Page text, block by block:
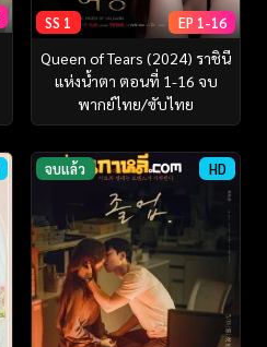
SS 1 EP 1-16
Queen of Tears (2024) ราชินี
แห่งน้ำตา ตอนที่ 1-16 จบ
พากย์ไทย/ซับไทย
จบแล้ว HD